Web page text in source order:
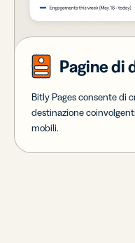
Pagine di
Bitly Pages consente di
destinazione
mobili.